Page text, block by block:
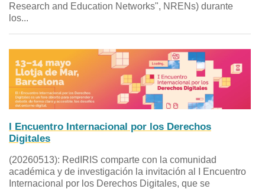
Research and Education Networks", NRENs) durante
los...
I Encuentro Internacional por los Derechos
Digitales
(20260513): RedIRIS comparte con la comunidad
académica y de investigación la invitación al I Encuentro
Internacional por los Derechos Digitales, que se